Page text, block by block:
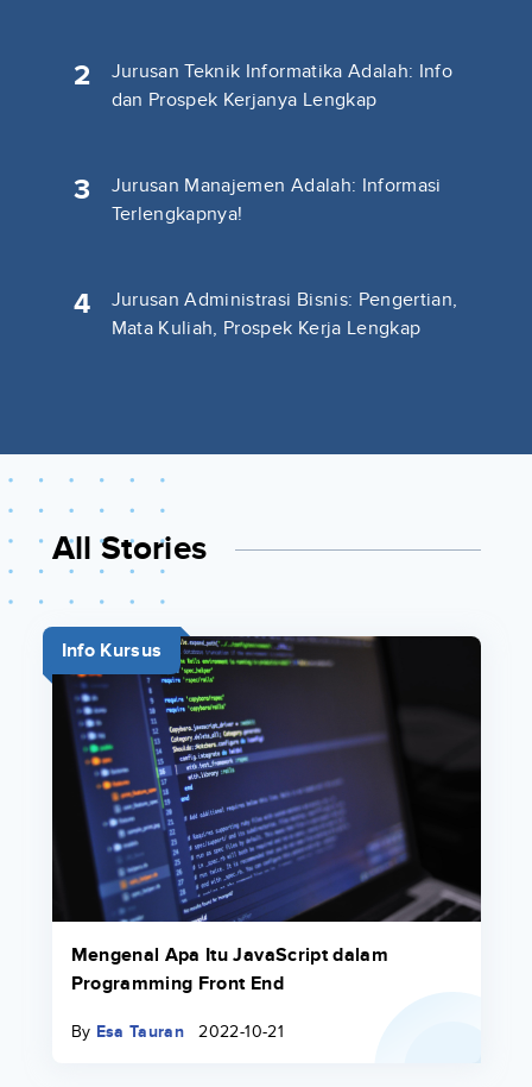
2
Jurusan Teknik Informatika Adalah: Info
dan Prospek Kerjanya Lengkap
3
Jurusan Manajemen Adalah: Informasi
Terlengkapnya!
4
Jurusan Administrasi Bisnis: Pengertian,
Mata Kuliah, Prospek Kerja Lengkap
All Stories
Info Kursus
Mengenal Apa Itu JavaScript dalam
Programming Front End
By Esa Tauran 2022-10-21